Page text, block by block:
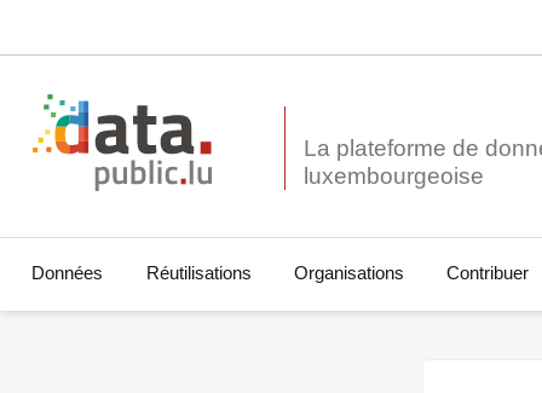
La plateforme de
Données Réutilisations Organisations Contribuer